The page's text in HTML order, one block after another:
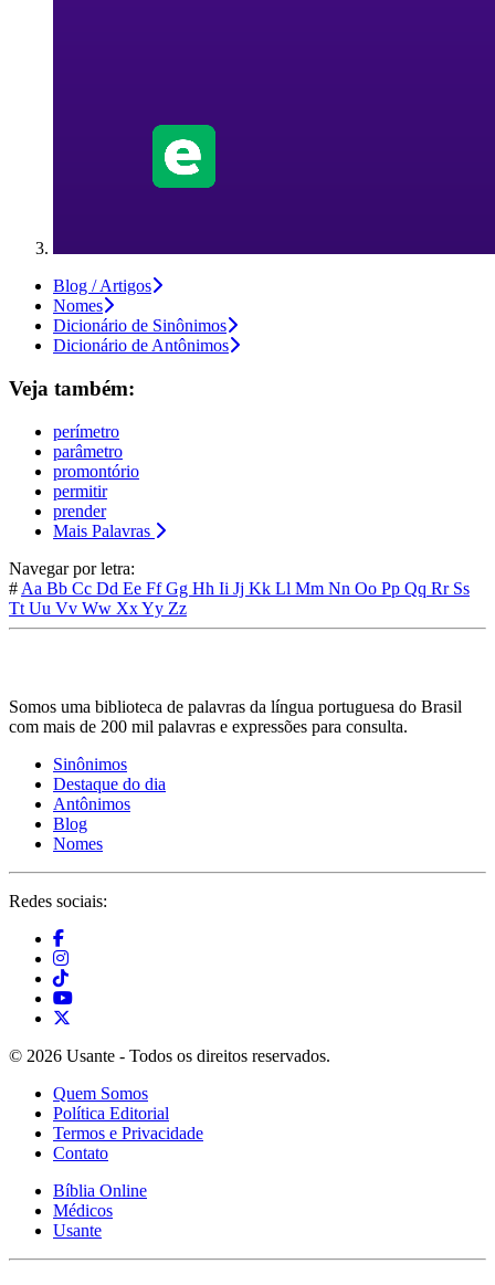
Blog / Artigos
Nomes
Dicionário de Sinônimos
Dicionário de Antônimos
Veja também:
perímetro
parâmetro
promontório
permitir
prender
Mais Palavras
Navegar por letra:
# Aa Bb Cc Dd Ee FfGg Hh Ii Jj Kk Ll Mm Nn Oo Pp Qq Rr Ss
Tt Uu Vv Ww XxYy Zz
Somos uma biblioteca de palavras da língua portuguesa do Brasil
com mais de 200 mil palavras e expressões para consulta.
Sinônimos
Destaque do dia
Antônimos
Blog
Nomes
Redes sociais:
© 2026 Usante - Todos os direitos reservados.
Quem Somos
Política Editorial
Termos e Privacidade
Contato
Bíblia Online
Médicos
Usante